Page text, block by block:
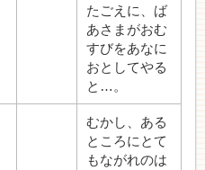
たごえに、ば
あさまがおむ
すびをあなに
おとしてやる
と…。
むかし、ある
ところにとて
もながれのは